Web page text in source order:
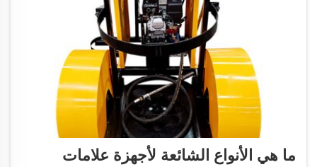
ما هي الأنواع الشائعة لأجهزة علامات